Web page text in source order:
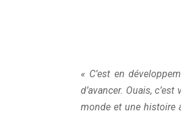
« C’est en
d’avancer. Ouais,
monde et une histoire